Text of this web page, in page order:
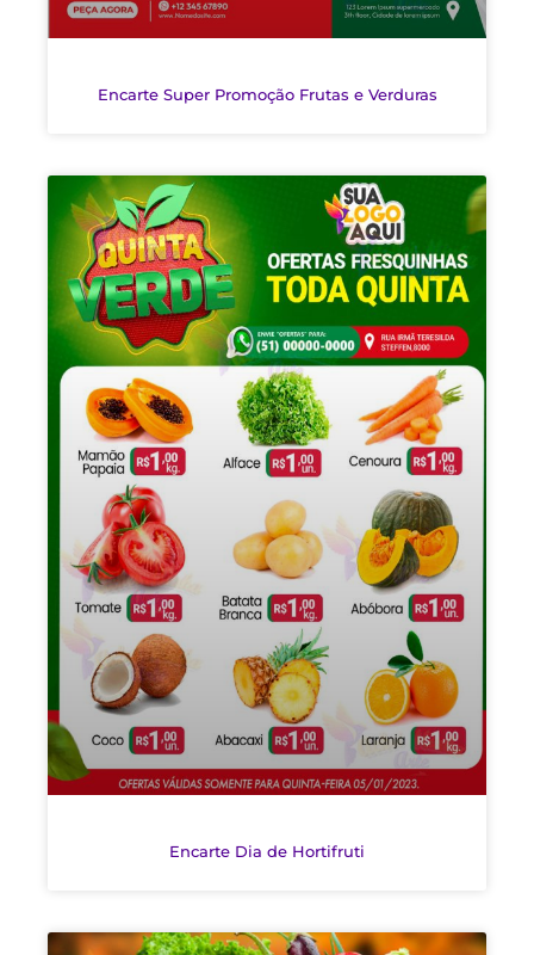
Encarte Super Promoção Frutas e Verduras
Encarte Dia de Hortifruti